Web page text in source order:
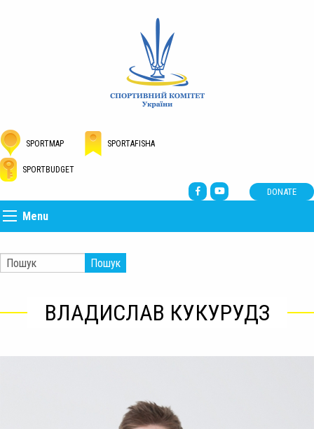
SPORTMAP SPORTAFISHA
SPORTBUDGET
DONATE
Menu
Пошук
ВЛАДИСЛАВ КУКУРУДЗ